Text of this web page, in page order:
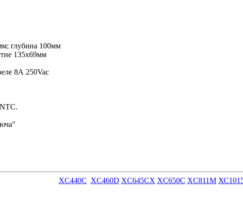
глубина 100мм
135х69мм
8А 250Vac
XC440C XC460D XC645CX XС650С XC811M